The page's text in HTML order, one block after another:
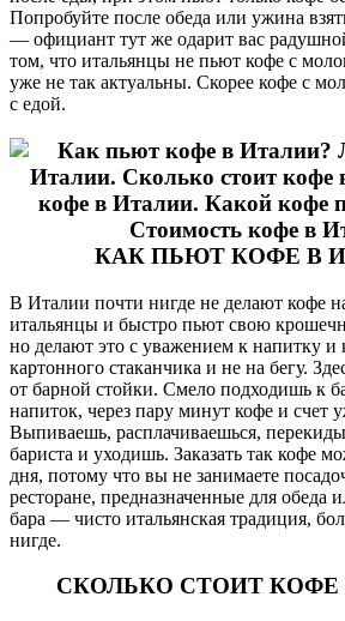
Попробуйте после обеда или ужина
— официант тут же одарит вас
том, что итальянцы не пьют кофе с
уже не так актуальны. Скорее кофе с
с едой.
КАК ПЬЮТ КОФЕ В
В Италии почти нигде не делают кофе
итальянцы и быстро пьют свою
но делают это с уважением к напитку и
картонного стаканчика и не на бегу.
от барной стойки. Смело подходишь к
напиток, через пару минут кофе и счет
Выпиваешь, расплачиваешься,
бариста и уходишь. Заказать так кофе
дня, потому что вы не занимаете
ресторане, предназначенные для обеда
бара — чисто итальянская традиция,
нигде.
СКОЛЬКО СТОИТ КОФЕ